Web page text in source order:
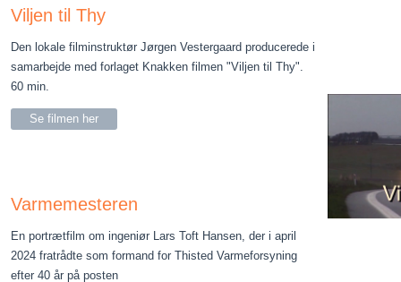
Viljen til Thy
Den lokale filminstruktør Jørgen Vestergaard producerede i
samarbejde med forlaget Knakken filmen "Viljen til Thy".
60 min.
Se filmen her
Varmemesteren
En portrætfilm om ingeniør Lars Toft Hansen, der i april
2024 fratrådte som formand for Thisted Varmeforsyning
efter 40 år på posten